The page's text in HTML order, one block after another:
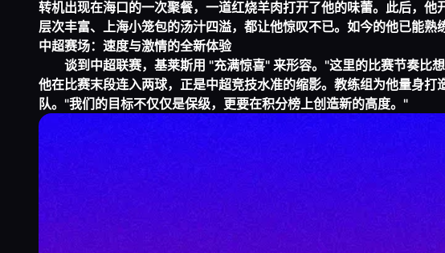
转机出现在海口的一次聚餐，一道红烧羊肉打开了他的味蕾。此后，
层次丰富、上海小笼包的汤汁四溢，都让他惊叹不已。如今的他已能熟
中超赛场：速度与激情的全新体验
谈到中超联赛，基莱斯用 "充满惊喜" 来形容。"这里的比赛节奏比
他在比赛末段连入两球，正是中超竞技水准的缩影。教练组为他量身
队。"我们的目标不仅仅是保级，更要在积分榜上创造新的高度。"